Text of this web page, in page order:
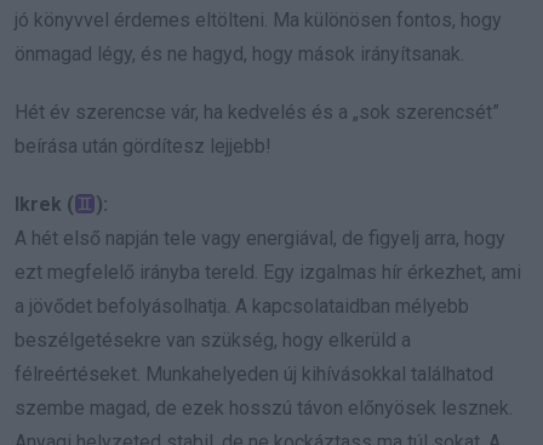
jó könyvvel érdemes eltölteni. Ma különösen fontos, hogy
önmagad légy, és ne hagyd, hogy mások irányítsanak.
Hét év szerencse vár, ha kedvelés és a „sok szerencsét”
beírása után gördítesz lejjebb!
Ikrek (
):
A hét első napján tele vagy energiával, de figyelj arra, hogy
ezt megfelelő irányba tereld. Egy izgalmas hír érkezhet, ami
a jövődet befolyásolhatja. A kapcsolataidban mélyebb
beszélgetésekre van szükség, hogy elkerüld a
félreértéseket. Munkahelyeden új kihívásokkal találhatod
szembe magad, de ezek hosszú távon előnyösek lesznek.